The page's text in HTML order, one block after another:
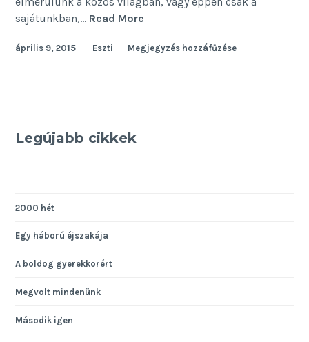
sajátunkban,… Read More
április 9, 2015 Eszti Megjegyzés hozzáfűzése
Legújabb cikkek
2000 hét
Egy háború éjszakája
A boldog gyerekkorért
Megvolt mindenünk
Második igen